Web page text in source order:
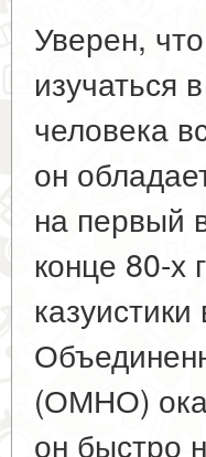
Уверен,
изучаться
человека
он
на первый
конце 80-х
(ОМНО)
он быстро